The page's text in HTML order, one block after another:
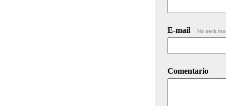
E-mail No será
Comentario